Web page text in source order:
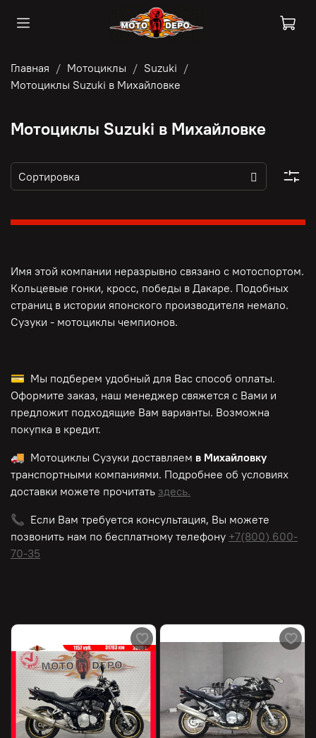
Главная Мотоциклы
Suzuki
Мотоциклы Suzuki в Михайловке
Мотоциклы Suzuki в Михайловке
Имя этой компании неразрывно связано с мотоспортом.
Кольцевые гонки, кросс, победы в Дакаре. Подобных
страниц в истории японского производителя немало.
Сузуки - мотоциклы чемпионов.
💳 Мы подберем удобный для Вас способ оплаты.
Оформите заказ, наш менеджер свяжется с Вами и
предложит подходящие Вам варианты. Возможна
покупка в кредит.
🚚 Мотоциклы Сузуки доставляем в Михайловку
транспортными компаниями. Подробнее об условиях
доставки можете прочитать здесь.
📞 Если Вам требуется консультация, Вы можете
позвонить нам по бесплатному телефону +7(800) 600-
70-35